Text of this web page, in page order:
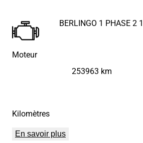
Moteur
BERLINGO 1 PHASE 2
Kilomètres
253963 km
En savoir plus